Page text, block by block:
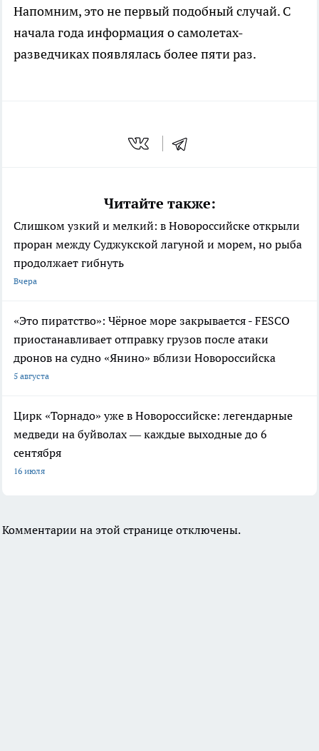
Напомним, это не первый подобный случай. С
начала года информация о самолетах-
разведчиках появлялась более пяти раз.
Читайте также:
Слишком узкий и мелкий: в Новороссийске открыли
проран между Суджукской лагуной и морем, но рыба
продолжает гибнуть
Вчера
«Это пиратство»: Чёрное море закрывается - FESCO
приостанавливает отправку грузов после атаки
дронов на судно «Янино» вблизи Новороссийска
5 августа
Цирк «Торнадо» уже в Новороссийске: легендарные
медведи на буйволах — каждые выходные до 6
сентября
16 июля
Комментарии на этой странице отключены.